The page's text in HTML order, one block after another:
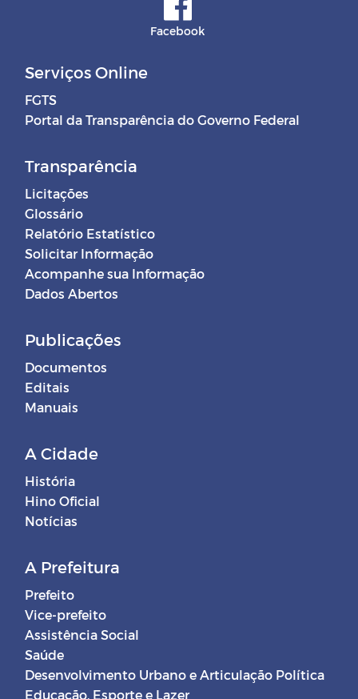
Facebook
Serviços Online
FGTS
Portal da Transparência do Governo Federal
Transparência
Licitações
Glossário
Relatório Estatístico
Solicitar Informação
Acompanhe sua Informação
Dados Abertos
Publicações
Documentos
Editais
Manuais
A Cidade
História
Hino Oficial
Notícias
A Prefeitura
Prefeito
Vice-prefeito
Assistência Social
Saúde
Desenvolvimento Urbano e Articulação Política
Educação, Esporte e Lazer